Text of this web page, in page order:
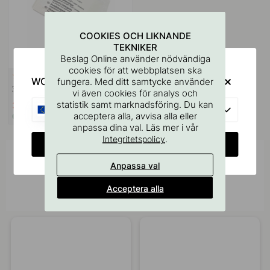
3M Ytrengöringsservett
33 kr 39 kr
I lager
Inspireras av andra
Tagga dina bilder med #beslagonline &
@beslagonline för att synas här!
COOKIES OCH LIKNANDE
TEKNIKER
Beslag Online använder nödvändiga
cookies för att webbplatsen ska
fungera. Med ditt samtycke använder
vi även cookies för analys och
statistik samt marknadsföring. Du kan
acceptera alla, avvisa alla eller
anpassa dina val. Läs mer i vår
Integritetspolicy.
Anpassa val
Acceptera alla
WOULD YOU RATHER VISIT?
EU
CHANGE COUNTRY